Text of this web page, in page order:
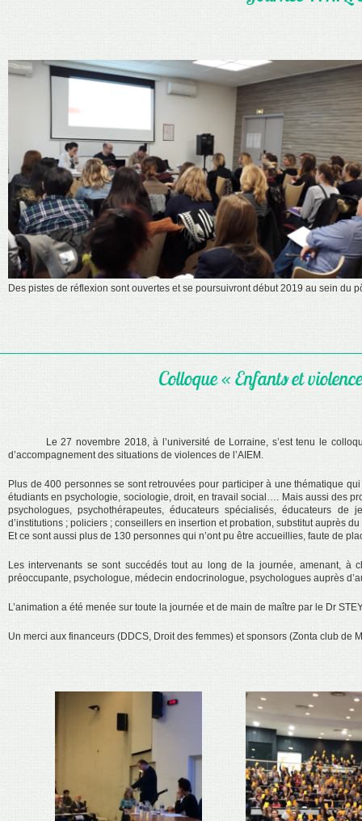
Des pistes de réflexion sont ouvertes et se poursuivront début 2019 au sein du
Colloque « Enfants et
Le 27 novembre 2018, à l’université de Lorraine, s’est tenu le
d’accompagnement des situations de violences de l’AIEM.
Plus de 400 personnes se sont retrouvées pour participer à une thématique
étudiants en psychologie, sociologie, droit, en travail social…. Mais aussi des
psychologues, psychothérapeutes, éducateurs spécialisés, éducateurs
d’institutions ; policiers ; conseillers en insertion et probation, substitut auprès
Et ce sont aussi plus de 130 personnes qui n’ont pu être accueillies, faute de
Les intervenants se sont succédés tout au long de la journée, amenant, à
préoccupante, psychologue, médecin endocrinologue, psychologues auprès
L’animation a été menée sur toute la journée et de main de maître par le Dr
Un merci aux financeurs (DDCS, Droit des femmes) et sponsors (Zonta club de